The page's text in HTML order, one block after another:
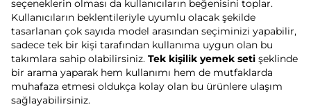
seçeneklerin olması da kullanıcıların beğenisini toplar.
Kullanıcıların beklentileriyle uyumlu olacak şekilde
tasarlanan çok sayıda model arasından seçiminizi yapabilir,
sadece tek bir kişi tarafından kullanıma uygun olan bu
takımlara sahip olabilirsiniz. Tek kişilik yemek seti şeklinde
bir arama yaparak hem kullanımı hem de mutfaklarda
muhafaza etmesi oldukça kolay olan bu ürünlere ulaşım
sağlayabilirsiniz.